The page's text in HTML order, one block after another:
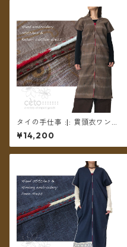
タイの手仕事 :|: 貫頭衣ワンピ
ース 絣コットン ちくちく手刺
繍ステッチ 【送料無料】
¥14,200